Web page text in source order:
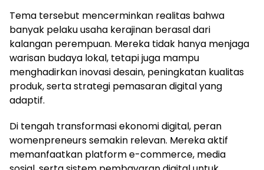
Tema tersebut mencerminkan realitas bahwa
banyak pelaku usaha kerajinan berasal dari
kalangan perempuan. Mereka tidak hanya menjaga
warisan budaya lokal, tetapi juga mampu
menghadirkan inovasi desain, peningkatan kualitas
produk, serta strategi pemasaran digital yang
adaptif.
Di tengah transformasi ekonomi digital, peran
womenpreneurs semakin relevan. Mereka aktif
memanfaatkan platform e-commerce, media